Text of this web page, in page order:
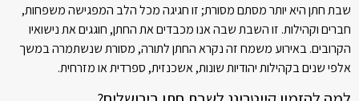
שבת חתן היא יותר מסתם מסורת; זו חגיגה מכל הלב המפגישה משפחות,
חברים וקהילות. זו השבת שבה אנו מכבדים את החתן, חוגגים את נישואיו
הקרובים. באירוע משמח זה נקרא החתן לתורה, מסורת שנשתמרה במשך
אלפי שנים בקהילות יהודיות שונות, אשכנזית, ספרדית או מזרחית.